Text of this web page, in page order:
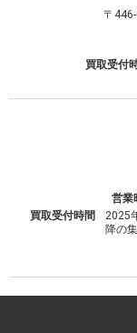
〒
買取受付
営業
買取受付時間
2025
降の